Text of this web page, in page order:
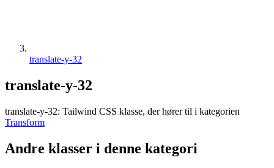
translate-y-32
translate-y-32
translate-y-32: Tailwind CSS klasse, der hører til i kategorien
Transform
Andre klasser i denne kategori